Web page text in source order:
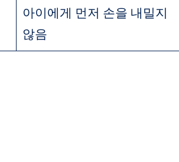
아이에게 먼저 손을 내밀지
않음